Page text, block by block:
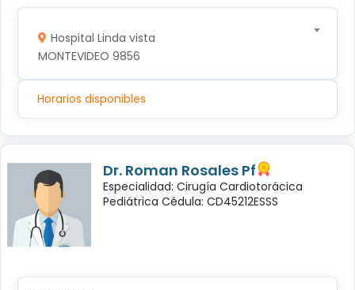
Hospital Linda vista
MONTEVIDEO 9856
Horarios disponibles
Dr. Roman Rosales Pf
Especialidad: Cirugía Cardiotorácica
Pediátrica Cédula: CD45212ESSS